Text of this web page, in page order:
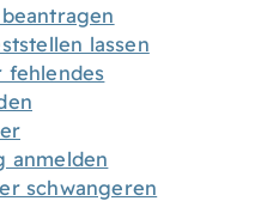
lassen
fehlendes
anmelden
schwangeren